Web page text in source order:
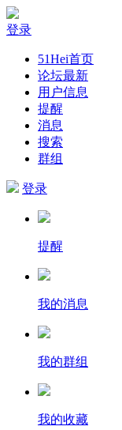
登录
51Hei首页
论坛最新
用户信息
提醒
消息
搜索
群组
登录
提醒
我的消息
我的群组
我的收藏